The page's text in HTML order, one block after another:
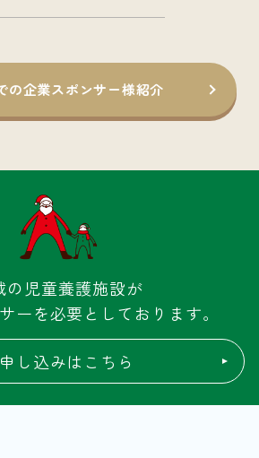
の企業スポンサー様紹介
の児童養護施設が
ーを必要としております。
し込みはこちら